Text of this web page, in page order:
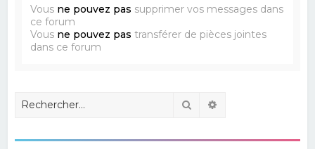
Vous ne pouvez pas supprimer vos messages dans
ce forum
Vous ne pouvez pas transférer de pièces jointes
dans ce forum
Rechercher